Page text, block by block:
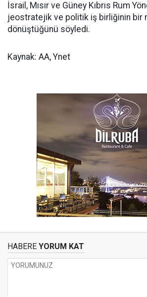
İsrail, Mısır ve Güney Kıbrıs Rum
jeostratejik ve politik iş birliğinin bir
dönüştüğünü söyledi.
Kaynak: AA, Ynet
HABERE YORUM KAT